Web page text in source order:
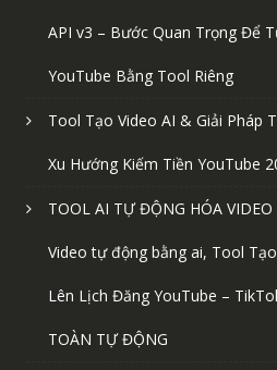
API v3 – Bước Quan Trọng Để
YouTube Bằng Tool Riêng
Tool Tạo Video AI & Giải Pháp
Xu Hướng Kiếm Tiền YouTube
TOOL AI TỰ ĐỘNG HÓA
Video tự động bằng ai, Tool
Lên Lịch Đăng YouTube –
TOÀN TỰ ĐỘNG